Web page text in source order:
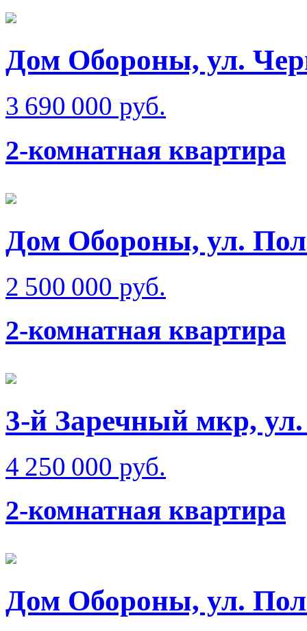
Дом Обороны, ул.
3 690 000 руб.
2-комнатная квартира
Дом Обороны, ул.
2 500 000 руб.
2-комнатная квартира
3-й Заречный мкр,
4 250 000 руб.
2-комнатная квартира
Дом Обороны, ул.